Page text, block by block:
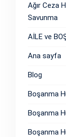
Ağır Ceza
Savunma
AİLE ve
Ana sayfa
Blog
Boşanma
Boşanma
Boşanma